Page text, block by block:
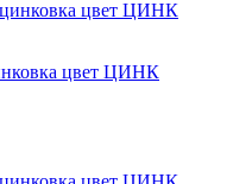
цвет ЦИНК